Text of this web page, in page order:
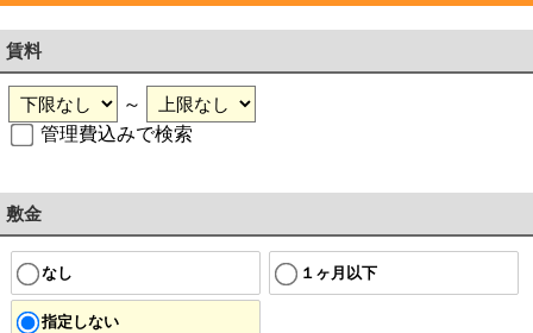
賃料
～
管理費込みで検索
敷金
なし １ヶ月以下
指定しない